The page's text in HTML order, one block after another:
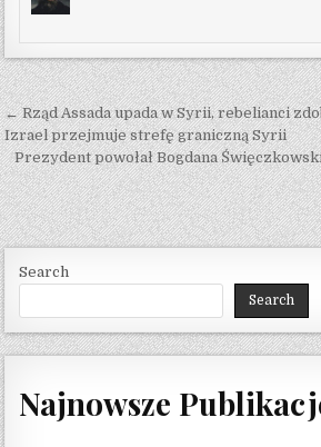
Post navigation
← Rząd Assada upada w Syrii, rebelianci
Izrael przejmuje strefę graniczną Syrii
Prezydent powołał Bogdana
Search
Search
Najnowsze